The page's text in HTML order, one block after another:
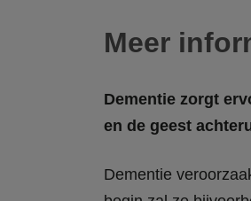
Meer
Dementie zorgt
en de geest
Dementie